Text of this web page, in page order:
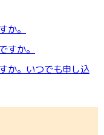
か。
すか。
か。いつでも申し込